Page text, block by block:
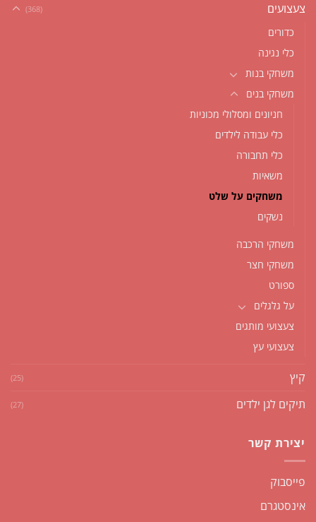
צעצועים (368)
כדורים
כלי נגינה
משחקי בנות
משחקי בנים
חניונים ומסלולי מכוניות
כלי עבודה לילדים
כלי תחבורה
משאיות
משחקים על שלט
נשקים
משחקי הרכבה
משחקי חצר
ספורט
על גלגלים
צעצועי מותגים
צעצועי עץ
קיץ (25)
תיקים לגן ילדים (27)
יצירת קשר
פייסבוק
אינסטגרם